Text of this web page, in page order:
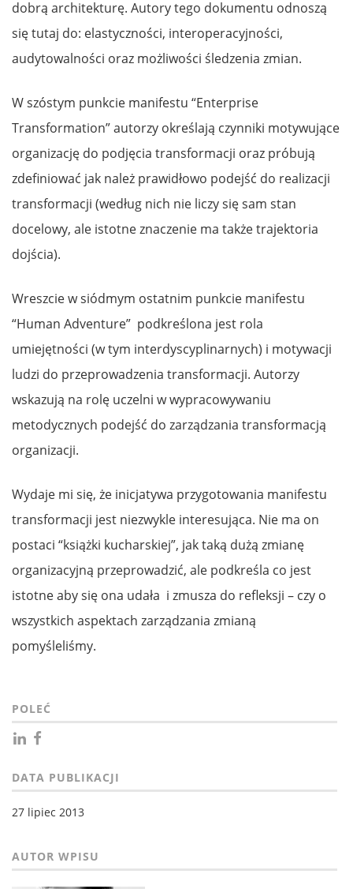
dobrą architekturę. Autory tego dokumentu odnoszą
się tutaj do: elastyczności, interoperacyjności,
audytowalności oraz możliwości śledzenia zmian.
W szóstym punkcie manifestu “Enterprise
Transformation” autorzy określają czynniki motywujące
organizację do podjęcia transformacji oraz próbują
zdefiniować jak należ prawidłowo podejść do realizacji
transformacji (według nich nie liczy się sam stan
docelowy, ale istotne znaczenie ma także trajektoria
dojścia).
Wreszcie w siódmym ostatnim punkcie manifestu
“Human Adventure” podkreślona jest rola
umiejętności (w tym interdyscyplinarnych) i motywacji
ludzi do przeprowadzenia transformacji. Autorzy
wskazują na rolę uczelni w wypracowywaniu
metodycznych podejść do zarządzania transformacją
organizacji.
Wydaje mi się, że inicjatywa przygotowania manifestu
transformacji jest niezwykle interesująca. Nie ma on
postaci “książki kucharskiej”, jak taką dużą zmianę
organizacyjną przeprowadzić, ale podkreśla co jest
istotne aby się ona udała i zmusza do refleksji – czy o
wszystkich aspektach zarządzania zmianą
pomyśleliśmy.
POLEĆ
DATA PUBLIKACJI
27 lipiec 2013